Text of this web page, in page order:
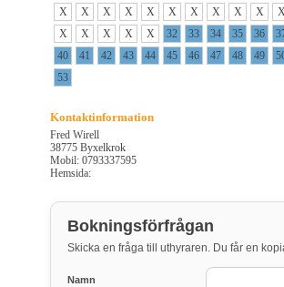
X
X X X X X X X X X
X
X X X X 32 33 34 35 36
40
41 42 43 44 45 46 47 48 49
53
Kontaktinformation
Fred Wirell
38775 Byxelkrok
Mobil: 0793337595
Hemsida:
Bokningsförfrågan
Skicka en fråga till uthyraren. Du får en
Namn